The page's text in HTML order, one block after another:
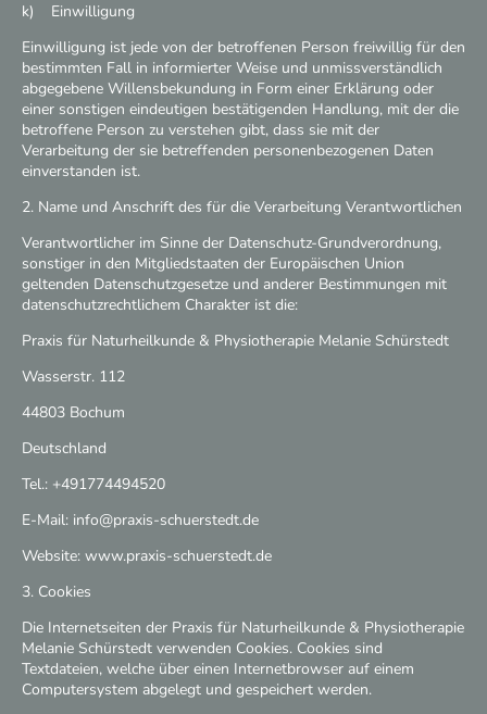
k) Einwilligung
Einwilligung ist jede von der betroffenen Person freiwillig für den
bestimmten Fall in informierter Weise und unmissverständlich
abgegebene Willensbekundung in Form einer Erklärung oder
einer sonstigen eindeutigen bestätigenden Handlung, mit der die
betroffene Person zu verstehen gibt, dass sie mit der
Verarbeitung der sie betreffenden personenbezogenen Daten
einverstanden ist.
2. Name und Anschrift des für die Verarbeitung Verantwortlichen
Verantwortlicher im Sinne der Datenschutz-Grundverordnung,
sonstiger in den Mitgliedstaaten der Europäischen Union
geltenden Datenschutzgesetze und anderer Bestimmungen mit
datenschutzrechtlichem Charakter ist die:
Praxis für Naturheilkunde & Physiotherapie Melanie Schürstedt
Wasserstr. 112
44803 Bochum
Deutschland
Tel.: +491774494520
E-Mail: info@praxis-schuerstedt.de
Website: www.praxis-schuerstedt.de
3. Cookies
Die Internetseiten der Praxis für Naturheilkunde & Physiotherapie
Melanie Schürstedt verwenden Cookies. Cookies sind
Textdateien, welche über einen Internetbrowser auf einem
Computersystem abgelegt und gespeichert werden.